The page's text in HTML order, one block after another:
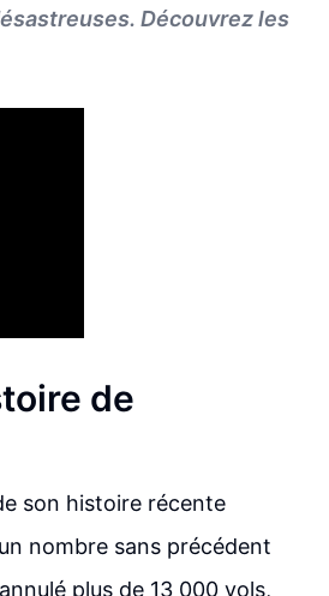
Découvrez les
de
son histoire récente
nombre sans précédent
plus de 13 000 vols,